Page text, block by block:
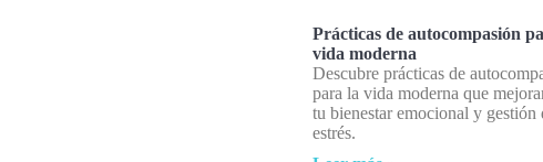
Prácticas de autocompasión
vida moderna
Descubre prácticas de
para la vida moderna que
tu bienestar emocional y gestión
estrés.